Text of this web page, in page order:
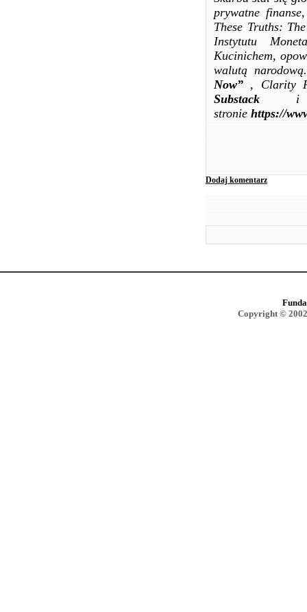
prywatne
These Truths:
Instytutu
Kucinichem,
walutą
Now” , Clarity
Substack i
stronie https://
Dodaj komentarz
Copyright ©